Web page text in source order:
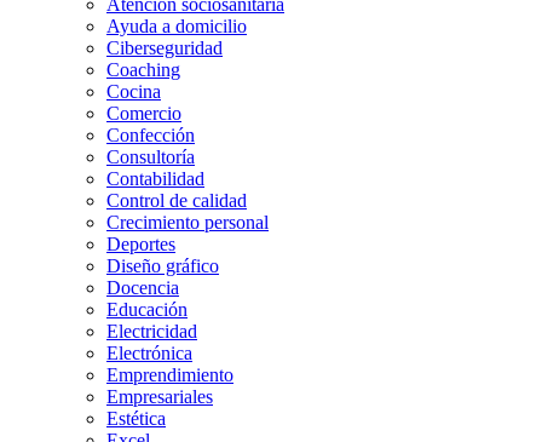
Atención sociosanitaria
Ayuda a domicilio
Ciberseguridad
Coaching
Cocina
Comercio
Confección
Consultoría
Contabilidad
Control de calidad
Crecimiento personal
Deportes
Diseño gráfico
Docencia
Educación
Electricidad
Electrónica
Emprendimiento
Empresariales
Estética